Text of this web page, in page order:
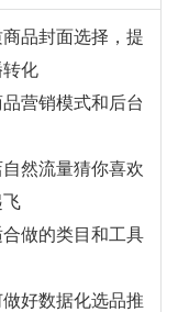
品封面选择，提
化
营销模式和后台
然流量猜你喜欢
飞
做的类目和工具
好数据化选品推